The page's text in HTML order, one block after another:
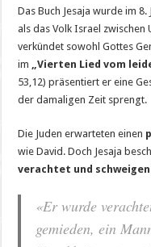
Das Buch Jesaja wurde im
als das Volk Israel zwischen
verkündet sowohl Gottes
im „Vierten Lied vom
53,12) präsentiert er eine
der damaligen Zeit sprengt.
Die Juden erwarteten einen
wie David. Doch Jesaja
verachtet und
«Er wurde
gemieden, ein